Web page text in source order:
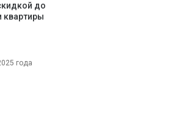
до
квартиры
года